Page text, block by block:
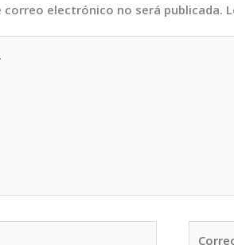
correo electrónico no será publicada.